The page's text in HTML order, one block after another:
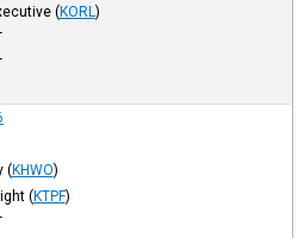
(KORL )
(KHWO)
(KTPF)